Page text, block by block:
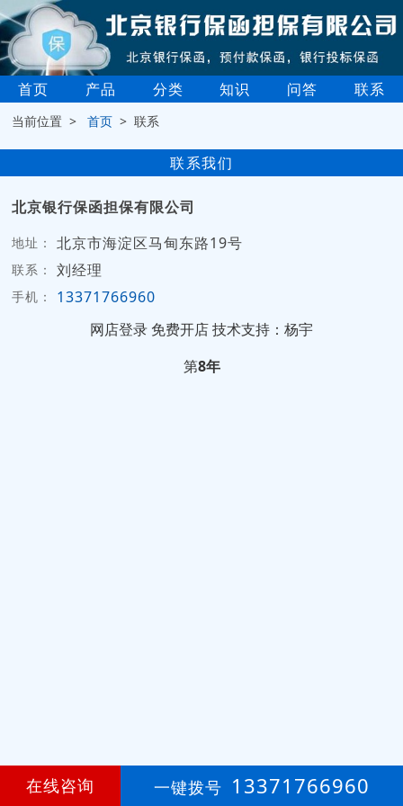
首页 产品 分类 知识 问答 联系
当前位置 >首页 > 联系
联系我们
北京银行保函担保有限公司
地址： 北京市海淀区马甸东路19号
联系： 刘经理
手机：
13371766960
网店登录 免费开店技术支持：杨宇
第8年
在线咨询 一键拨号 13371766960